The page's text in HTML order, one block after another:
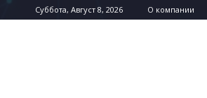
Суббота, Август 8, 2026 О компании